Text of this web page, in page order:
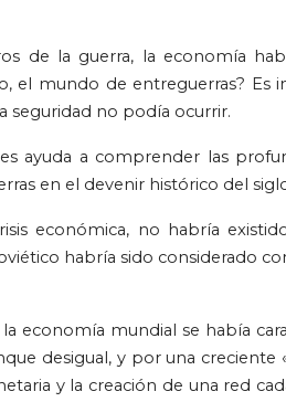
de la guerra, la economía
el mundo de entreguerras?
seguridad no podía ocurrir.
ayuda a comprender las
en el devenir histórico del
económica, no habría
habría sido considerado
economía mundial se había
desigual, y por una creciente
y la creación de una red